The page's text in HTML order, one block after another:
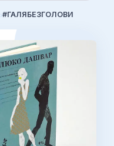
›#ГАЛЯБЕЗГОЛОВИ